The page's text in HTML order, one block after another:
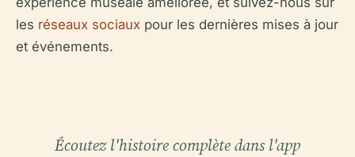
les réseaux sociaux pour les dernières mises à jour
et événements.
Écoutez l'histoire complète dans l'app